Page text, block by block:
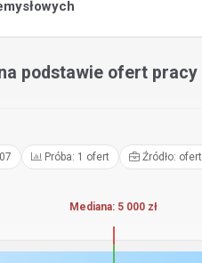
podstawie ofert pracy
Próba: 1 ofert Źródło:
Mediana: 5 000 zł